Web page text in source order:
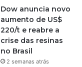
Dow anuncia novo
aumento de US$
220/t e reabre a
crise das resinas
no Brasil
2 semanas atrás